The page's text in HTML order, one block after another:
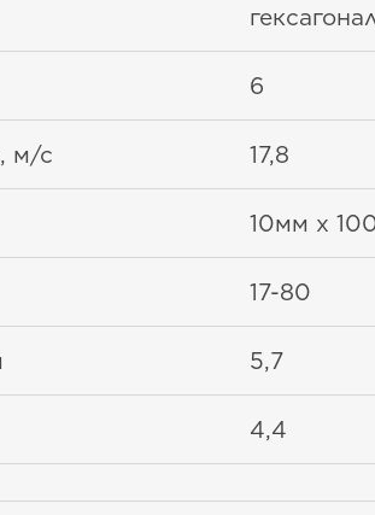
6
м/с 17,8
10мм x
17-80
5,7
4,4